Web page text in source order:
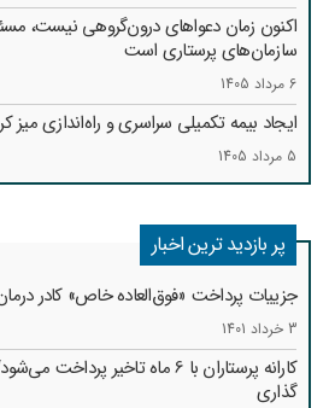
اکنون زمان دعواهای درون‌گروهی نیست،
سازمان‌های پرستاری است
6 مرداد 1405
ایجاد بیمه تکمیلی سراسری و راه‌اندازی میز
5 مرداد 1405
پر بازدید ترین اخبار
جزییات پرداخت «فوق‌العاده خاص» کادر
3 خرداد 1401
کارانه‌ پرستاران با 6 ماه تاخیر
گذاری